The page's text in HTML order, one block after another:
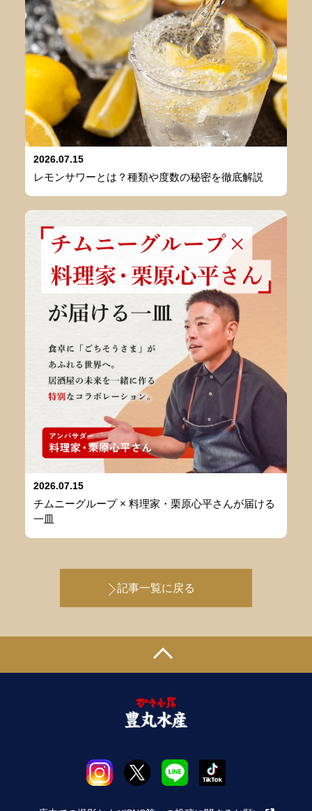
2026.07.15
レモンサワーとは？種類や度数の秘密を徹底解説
2026.07.15
チムニーグループ × 料理家・栗原心平さんが届ける
一皿
記事一覧に戻る